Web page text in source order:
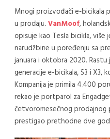
Mnogi proizvođači e-
u prodaju. VanMoof,
opisuje kao Tesla bicikla,
narudžbine u poređenju sa
januara i oktobra 2020.
generacije e-bicikala, S3 i X3,
Kompanija je primila 4.400
rekao je portparol za
četvoromesečnog prodajnog
prestigao prethodne dve